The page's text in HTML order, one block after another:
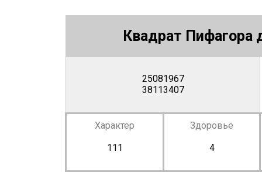
Квадрат Пифагора
25081967
38113407
Характер
111
Здоровье
4